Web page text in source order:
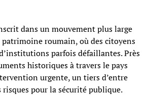
dans un mouvement plus large
roumain, où des citoyens
parfois défaillantes. Près
historiques à travers le pays
urgente, un tiers d’entre
risques pour la sécurité publique.